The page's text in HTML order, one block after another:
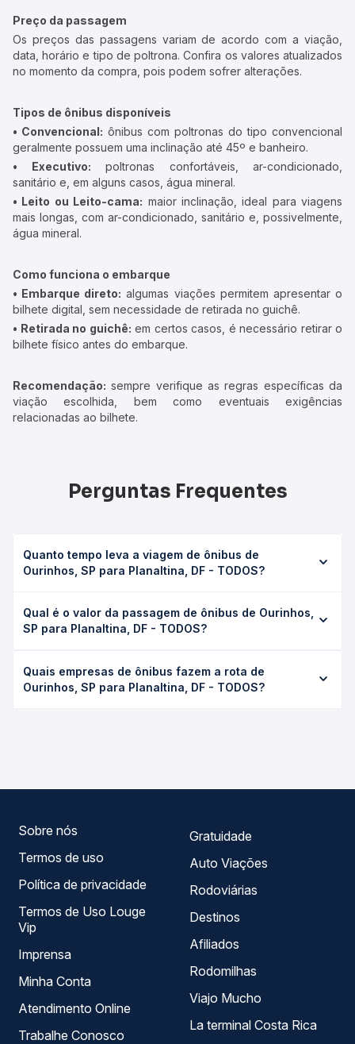
Preço da passagem
Os preços das passagens variam de acordo com a viação,
data, horário e tipo de poltrona. Confira os valores atualizados
no momento da compra, pois podem sofrer alterações.
Tipos de ônibus disponíveis
• Convencional: ônibus com poltronas do tipo convencional
geralmente possuem uma inclinação até 45º e banheiro.
• Executivo: poltronas confortáveis, ar-condicionado,
sanitário e, em alguns casos, água mineral.
• Leito ou Leito-cama: maior inclinação, ideal para viagens
mais longas, com ar-condicionado, sanitário e, possivelmente,
água mineral.
Como funciona o embarque
• Embarque direto: algumas viações permitem apresentar o
bilhete digital, sem necessidade de retirada no guichê.
• Retirada no guichê: em certos casos, é necessário retirar o
bilhete físico antes do embarque.
Recomendação: sempre verifique as regras específicas da
viação escolhida, bem como eventuais exigências
relacionadas ao bilhete.
Perguntas Frequentes
Quanto tempo leva a viagem de ônibus de
Ourinhos, SP para Planaltina, DF - TODOS?
TODOS leva em média 25h 29min, podendo variar
conforme a viação, o tipo de serviço (convencional,
duração exata de cada opção na data desejada.
Qual é o valor da passagem de ônibus de Ourinhos,
SP para Planaltina, DF - TODOS?
Planaltina, DF - TODOS custa em média R$ 398,81 e varia
conforme a data da viagem, a empresa, o tipo de poltrona
Quais empresas de ônibus fazem a rota de
Ourinhos, SP para Planaltina, DF - TODOS?
Sobre nós
Termos de uso
Política de privacidade
Termos de Uso Louge
Vip
Imprensa
Minha Conta
Atendimento Online
Trabalhe Conosco
Gratuidade
Auto Viações
Rodoviárias
Destinos
Afiliados
Rodomilhas
Viajo Mucho
La terminal Costa Rica